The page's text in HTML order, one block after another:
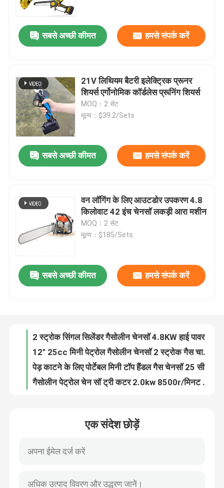
घर
उत्पाद
हमसे संपर्क करें
बोली मांगें
हैंडहेल्ड मिनी चेनसॉ
इलेक्ट्रिक चेनसॉ
सबसे अच्छी कीमत हमसे संपर्क करें
21V लिथियम बैटरी इलेक्ट्रिक प्रूनर
शियर्स एर्गोनोमिक कॉर्डलेस प्रूनिंग शियर्स
MOQ：2 सेट
मूल्य：$39.2/Sets
सबसे अच्छी कीमत हमसे संपर्क करें
वन लॉगिंग के लिए आउटडोर उपकरण 4.8
किलोवाट 42 इंच चेनसॉ लकड़ी आरा मशीन
MOQ：2 सेट
मूल्य：$185/Sets
सबसे अच्छी कीमत हमसे संपर्क करें
21V ताररहित इलेक्ट्रिक 8 इंच 10 इंच चेन सॉ लिथियम बैटरी लकड़ी काटने की मशीन
2 स्ट्रोक सिंगल सिलेंडर गैसोलीन चेनसॉ 4.8KW हाई पावर 105cc पावर सॉ
12" 25cc मिनी पेट्रोल गैसोलीन चेनसॉ 2 स्ट्रोक गैस चालित चेनसॉ
पेड़ काटने के लिए पोर्टेबल मिनी टॉप हैंडल गैस चेनसॉ 25 सीसी पेट्रोल सॉ
गैसोलीन पेट्रोल चेन सॉ ट्री कटर 2.0kw 8500r/मिनट हैंडहेल्ड चेनसॉ
18 इंच गैस चेनसॉ 58cc यूरो लो कार्बन पेट्रोल चेनसॉ
एक संदेश छोड़ें